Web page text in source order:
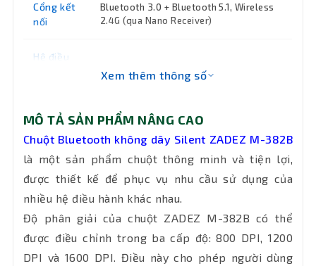
Cổng kết
nối
Bluetooth 3.0 + Bluetooth 5.1, Wireless
2.4G (qua Nano Receiver)
Hệ điều
Mac/ Win/ Android/ iOS
Button
(nút)
6
Đen
Chiều dài
dây
Không dây
Chíp cảm
Cảm biến Pixart 3065
Xem thêm thông số
MÔ TẢ SẢN PHẨM NÂNG CAO
Chuột Bluetooth không dây Silent ZADEZ M-382B
là một sản phẩm chuột thông minh và tiện lợi,
được thiết kế để phục vụ nhu cầu sử dụng của
nhiều hệ điều hành khác nhau.
Độ phân giải của chuột ZADEZ M-382B có thể
được điều chỉnh trong ba cấp độ: 800 DPI, 1200
DPI và 1600 DPI. Điều này cho phép người dùng